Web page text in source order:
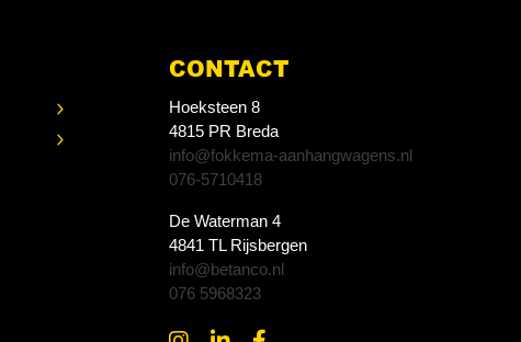
CONTACT
Hoeksteen 8
4815 PR Breda
info@fokkema-aanhangwagens.nl
076-5710418
De Waterman 4
4841 TL Rijsbergen
info@betanco.nl
076 5968323